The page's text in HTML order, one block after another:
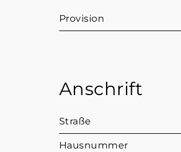
Provision
Anschrift
Straße
Hausnummer